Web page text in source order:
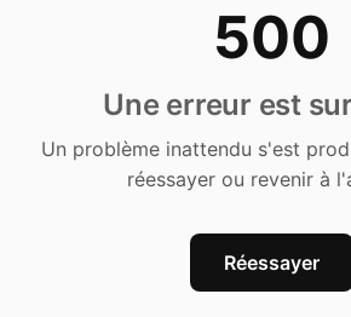
500
Une erreur est
Un problème inattendu s'est
réessayer ou revenir à
Réessayer